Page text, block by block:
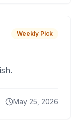
Weekly Pick
May 25, 2026